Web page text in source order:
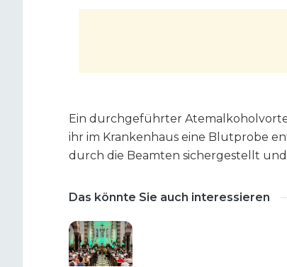
Ein durchgeführter
ihr im Krankenhaus eine Blutprobe
durch die Beamten sichergestellt
Das könnte Sie auch interessieren